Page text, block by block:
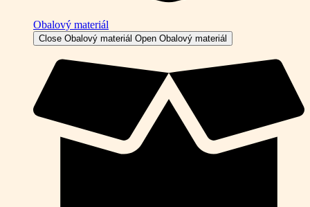
Obalový materiál
Close Obalový materiál Open Obalový materiál